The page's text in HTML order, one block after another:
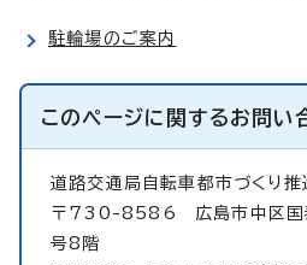
駐輪場のご案内
このページに関するお問い
道路交通局自転車都市づくり推
〒730-8586 広島市中区国
号8階